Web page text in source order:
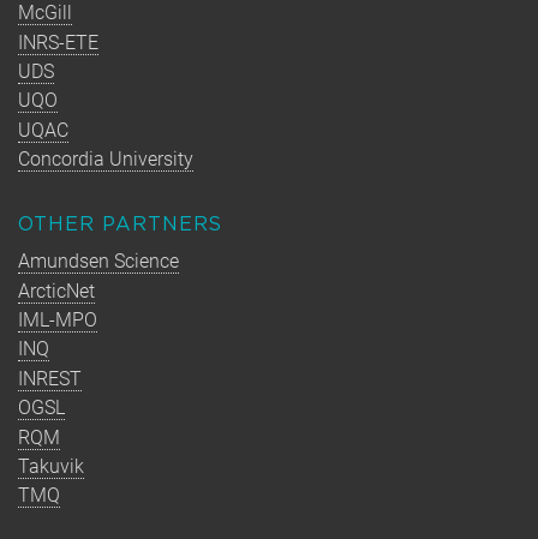
McGill
INRS-ETE
UDS
UQO
UQAC
Concordia University
OTHER PARTNERS
Amundsen Science
ArcticNet
IML-MPO
INQ
INREST
OGSL
RQM
Takuvik
TMQ